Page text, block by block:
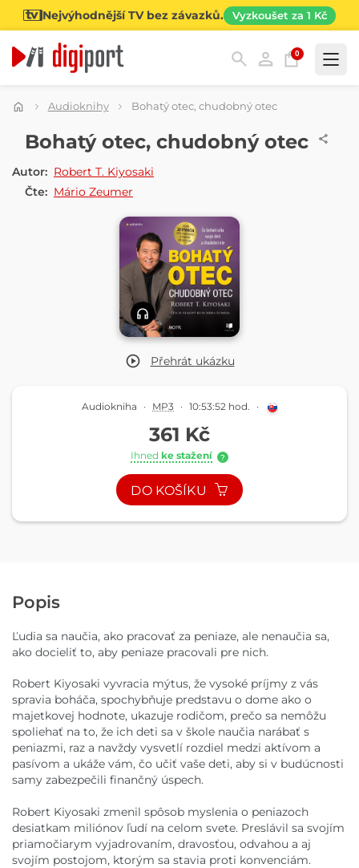
Nejvýhodnější TV bez závazků. Vyzkoušet za 1 Kč
0
Kategorie
Audioknihy Bohatý otec, chudobný otec
Přehrát ukázku
AUDIOKNIHA
Bohatý otec, chudobný otec
Autor: Robert T. Kiyosaki
Čte: Mário Zeumer
Audiokniha · MP3 · 10:53:52 hod. ·
361 Kč
Ihned ke stažení ?
DO KOŠÍKU
Popis
Ľudia sa naučia, ako pracovať za peniaze, ale nenaučia sa,
ako docieliť to, aby peniaze pracovali pre nich.
Robert Kiyosaki vyvracia mýtus, že vysoké príjmy z vás
spravia boháča, spochybňuje predstavu o dome ako o
majetkovej hodnote, ukazuje rodičom, prečo sa nemôžu
spoliehať na to, že ich deti sa v škole naučia narábať s
peniazmi, raz a navždy vysvetlí rozdiel medzi aktívom a
pasívom a ukáže vám, čo učiť vaše deti, aby si v budúcnosti
samy zabezpečili finančný úspech.
Robert Kiyosaki zmenil spôsob myslenia o peniazoch
desiatkam miliónov ľudí na celom svete. Preslávil sa svojím
priamočiarym vyjadrovaním, dravosťou, odvahou a aj
svojím postojom, ktorým sa stavia proti konvenciám.